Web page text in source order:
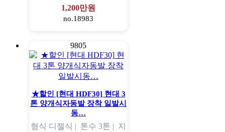
1,200만원
no.18983
9805
★할인 [현대 HDF30] 현대 3
톤 양개식자동발 장착 일발시
동…
형식 디젤식 | 톤수 3톤 | 지